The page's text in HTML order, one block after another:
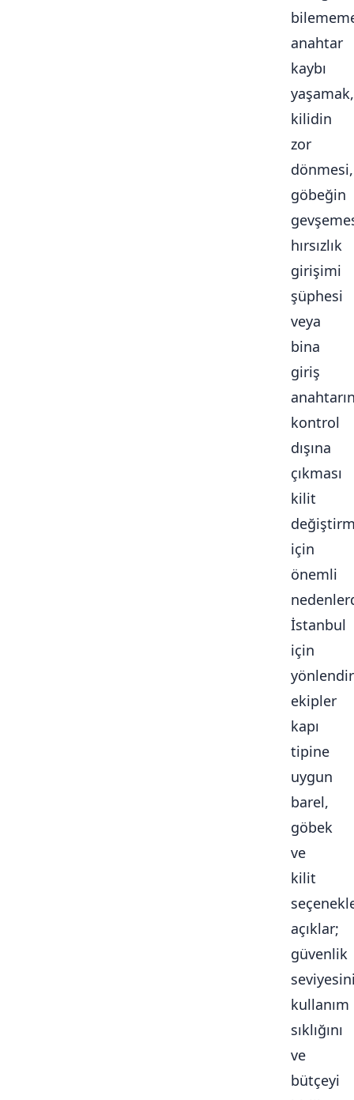
anahtar
kaybı
yaşamak,
kilidin
zor
dönmesi,
göbeğin
hırsızlık
girişimi
şüphesi
veya
bina
giriş
kontrol
dışına
çıkması
kilit
için
önemli
İstanbul
için
ekipler
kapı
tipine
uygun
barel,
göbek
ve
kilit
açıklar;
güvenlik
kullanım
sıklığını
ve
bütçeyi